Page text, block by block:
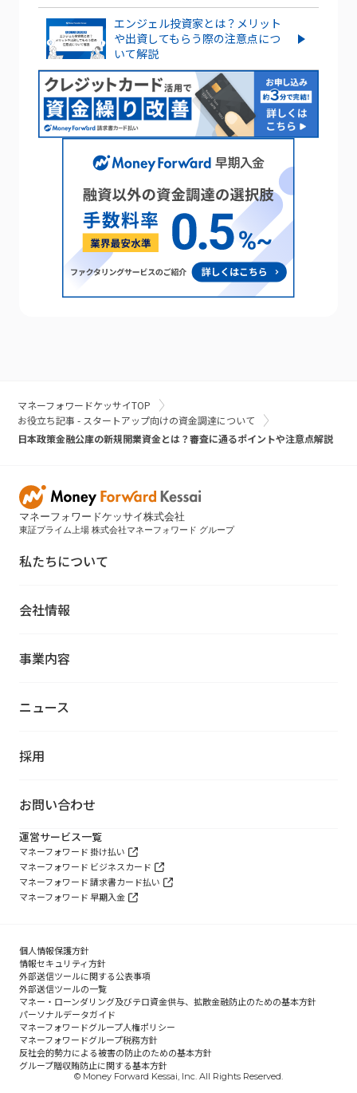
エンジェル投資家とは？メリット
や出資してもらう際の注意点につ
いて解説
マネーフォワードケッサイTOP
お役立ち記事 - スタートアップ向けの資金調達について
日本政策金融公庫の新規開業資金とは？審査に通るポイントや注意点解説
マネーフォワードケッサイ株式会社
東証プライム上場 株式会社マネーフォワード グループ
私たちについて
会社情報
事業内容
ニュース
採用
お問い合わせ
運営サービス一覧
マネーフォワード 掛け払い
マネーフォワード ビジネスカード
マネーフォワード 請求書カード払い
マネーフォワード 早期入金
個人情報保護方針
情報セキュリティ方針
外部送信ツールに関する公表事項
外部送信ツールの一覧
マネー・ローンダリング及びテロ資金供与、拡散金融防止のための基本方針
パーソナルデータガイド
マネーフォワードグループ人権ポリシー
マネーフォワードグループ税務方針
反社会的勢力による被害の防止のための基本方針
グループ贈収賄防止に関する基本方針
© Money Forward Kessai, Inc. All Rights Reserved.